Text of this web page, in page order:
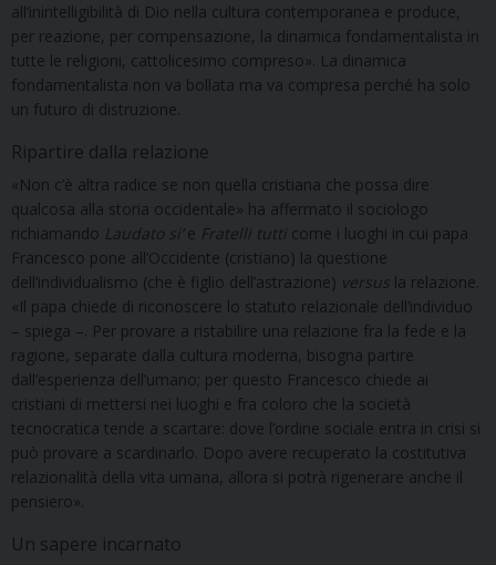
all’inintelligibilità di Dio nella cultura contemporanea e produce,
per reazione, per compensazione, la dinamica fondamentalista in
tutte le religioni, cattolicesimo compreso». La dinamica
fondamentalista non va bollata ma va compresa perché ha solo
un futuro di distruzione.
Ripartire dalla relazione
«Non c’è altra radice se non quella cristiana che possa dire
qualcosa alla storia occidentale» ha affermato il sociologo
richiamando Laudato si’e Fratelli tutti come i luoghi in cui papa
Francesco pone all’Occidente (cristiano) la questione
dell’individualismo (che è figlio dell’astrazione) versus la relazione.
«Il papa chiede di riconoscere lo statuto relazionale dell’individuo
– spiega –. Per provare a ristabilire una relazione fra la fede e la
ragione, separate dalla cultura moderna, bisogna partire
dall’esperienza dell’umano; per questo Francesco chiede ai
cristiani di mettersi nei luoghi e fra coloro che la società
tecnocratica tende a scartare: dove l’ordine sociale entra in crisi si
può provare a scardinarlo. Dopo avere recuperato la costitutiva
relazionalità della vita umana, allora si potrà rigenerare anche il
pensiero».
Un sapere incarnato